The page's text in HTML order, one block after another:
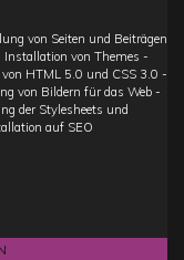
von Seiten und Beiträgen
von Themes -
HTML 5.0 und CSS 3.0 -
von Bildern für das Web -
der Stylesheets und
auf SEO